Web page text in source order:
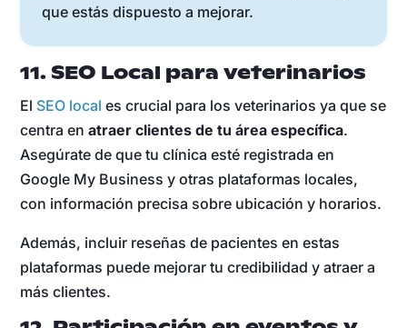
que estás dispuesto a mejorar.
11. SEO Local para veterinarios
El SEO local es crucial para los veterinarios ya que se
centra enatraer clientes de tu área específica.
Asegúrate de que tu clínica esté registrada en
Google My Business y otras plataformas locales,
con información precisa sobre ubicación y horarios.
Además, incluir reseñas de pacientes en estas
plataformas puede mejorar tu credibilidad y atraer a
más clientes.